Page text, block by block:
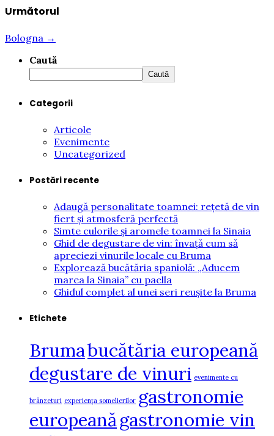
Următorul
Bologna →
Caută
Caută
Categorii
Articole
Evenimente
Uncategorized
Postări recente
Adaugă personalitate toamnei: rețetă de vin
fiert și atmosferă perfectă
Simte culorile și aromele toamnei la Sinaia
Ghid de degustare de vin: învață cum să
apreciezi vinurile locale cu Bruma
Explorează bucătăria spaniolă: „Aducem
marea la Sinaia” cu paella
Ghidul complet al unei seri reușite la Bruma
Etichete
Brumabucătăria europeană
degustare de vinuri evenimente cu
brânzeturi experiența somelierilor gastronomie
europeanăgastronomie vin